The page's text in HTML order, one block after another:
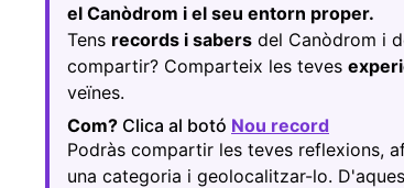
el Canòdrom i el seu entorn proper.
Tens records i sabers del Canòdrom i
compartir? Comparteix les teves
veïnes.
Com? Clica al botó Nou record
(Obrir
Podràs compartir les teves reflexions,
una categoria i geolocalitzar-lo.